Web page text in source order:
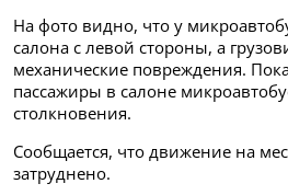
На фото видно, что у
салона с левой стороны, а
механические повреждения.
пассажиры в салоне
столкновения.
Сообщается, что движение на
затруднено.